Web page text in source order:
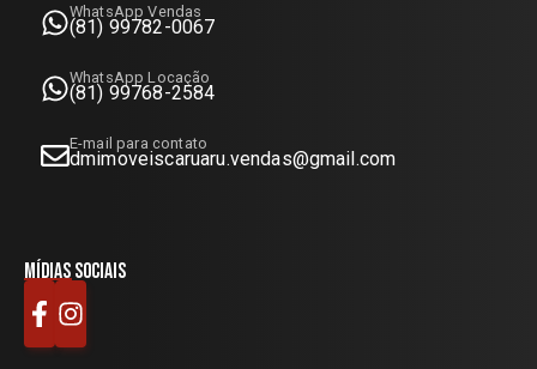
WhatsApp Vendas
(81) 99782-0067
WhatsApp Locação
(81) 99768-2584
E-mail para contato
dmimoveiscaruaru.vendas@gmail.com
Mídias sociais